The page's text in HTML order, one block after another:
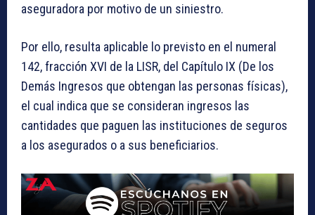
aseguradora por motivo de un siniestro.
Por ello, resulta aplicable lo previsto en el numeral
142, fracción XVI de la LISR, del Capítulo IX (De los
Demás Ingresos que obtengan las personas físicas),
el cual indica que se consideran ingresos las
cantidades que paguen las instituciones de seguros
a los asegurados o a sus beneficiarios.